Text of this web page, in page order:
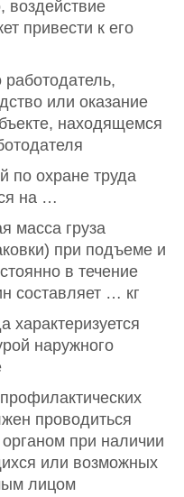
воздействие
привести к его
или оказание
находящемся
по охране труда
на …
масса груза
при подъеме и
в течение
составляет … кг
характеризуется
наружного
проводиться
при наличии
или возможных
лицом